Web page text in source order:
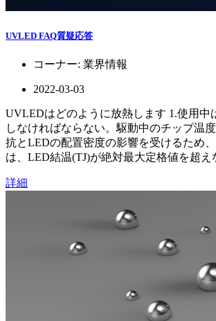
UVLED FAQ質疑応答
コーナー: 業界情報
2022-03-03
UVLEDはどのように放熱します 1.使用中
しなければならない。駆動中のチップ温
抗とLEDの配置密度の影響を受けるため
は、LED結温(TJ)が絶対最大定格値を超え
詳細